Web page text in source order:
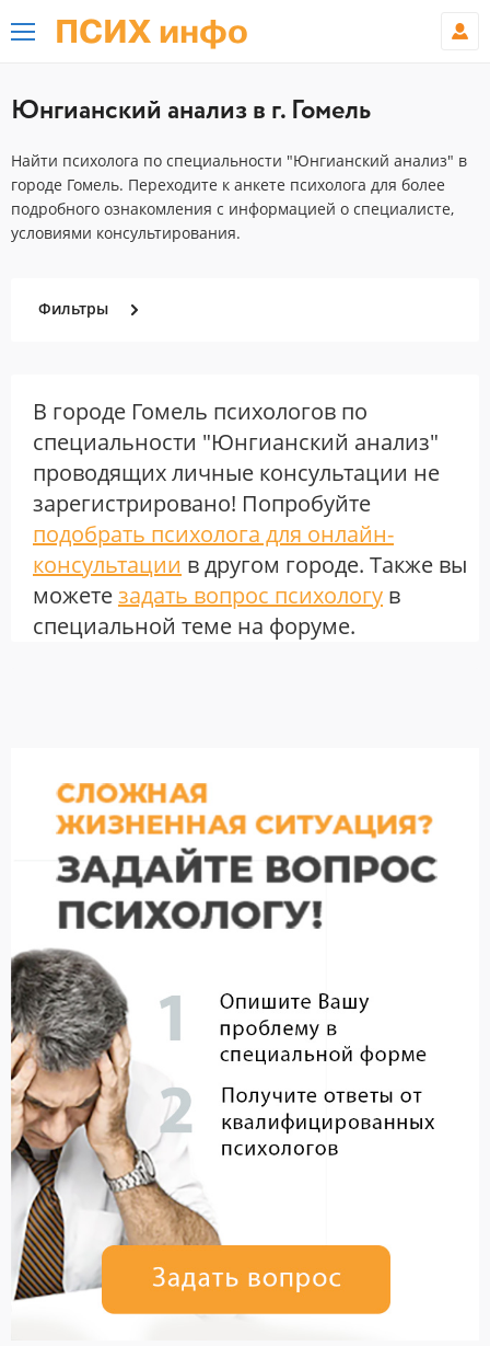
ПСИХ инфо
Юнгианский анализ в г. Гомель
Найти психолога по специальности "Юнгианский анализ" в
городе Гомель. Переходите к анкете психолога для более
подробного ознакомления с информацией о специалисте,
условиями консультирования.
Фильтры
В городе Гомель психологов по
специальности "Юнгианский анализ"
проводящих личные консультации не
зарегистрировано! Попробуйте
подобрать психолога для онлайн-
консультации в другом городе. Также вы
можетезадать вопрос психологу в
специальной теме на форуме.